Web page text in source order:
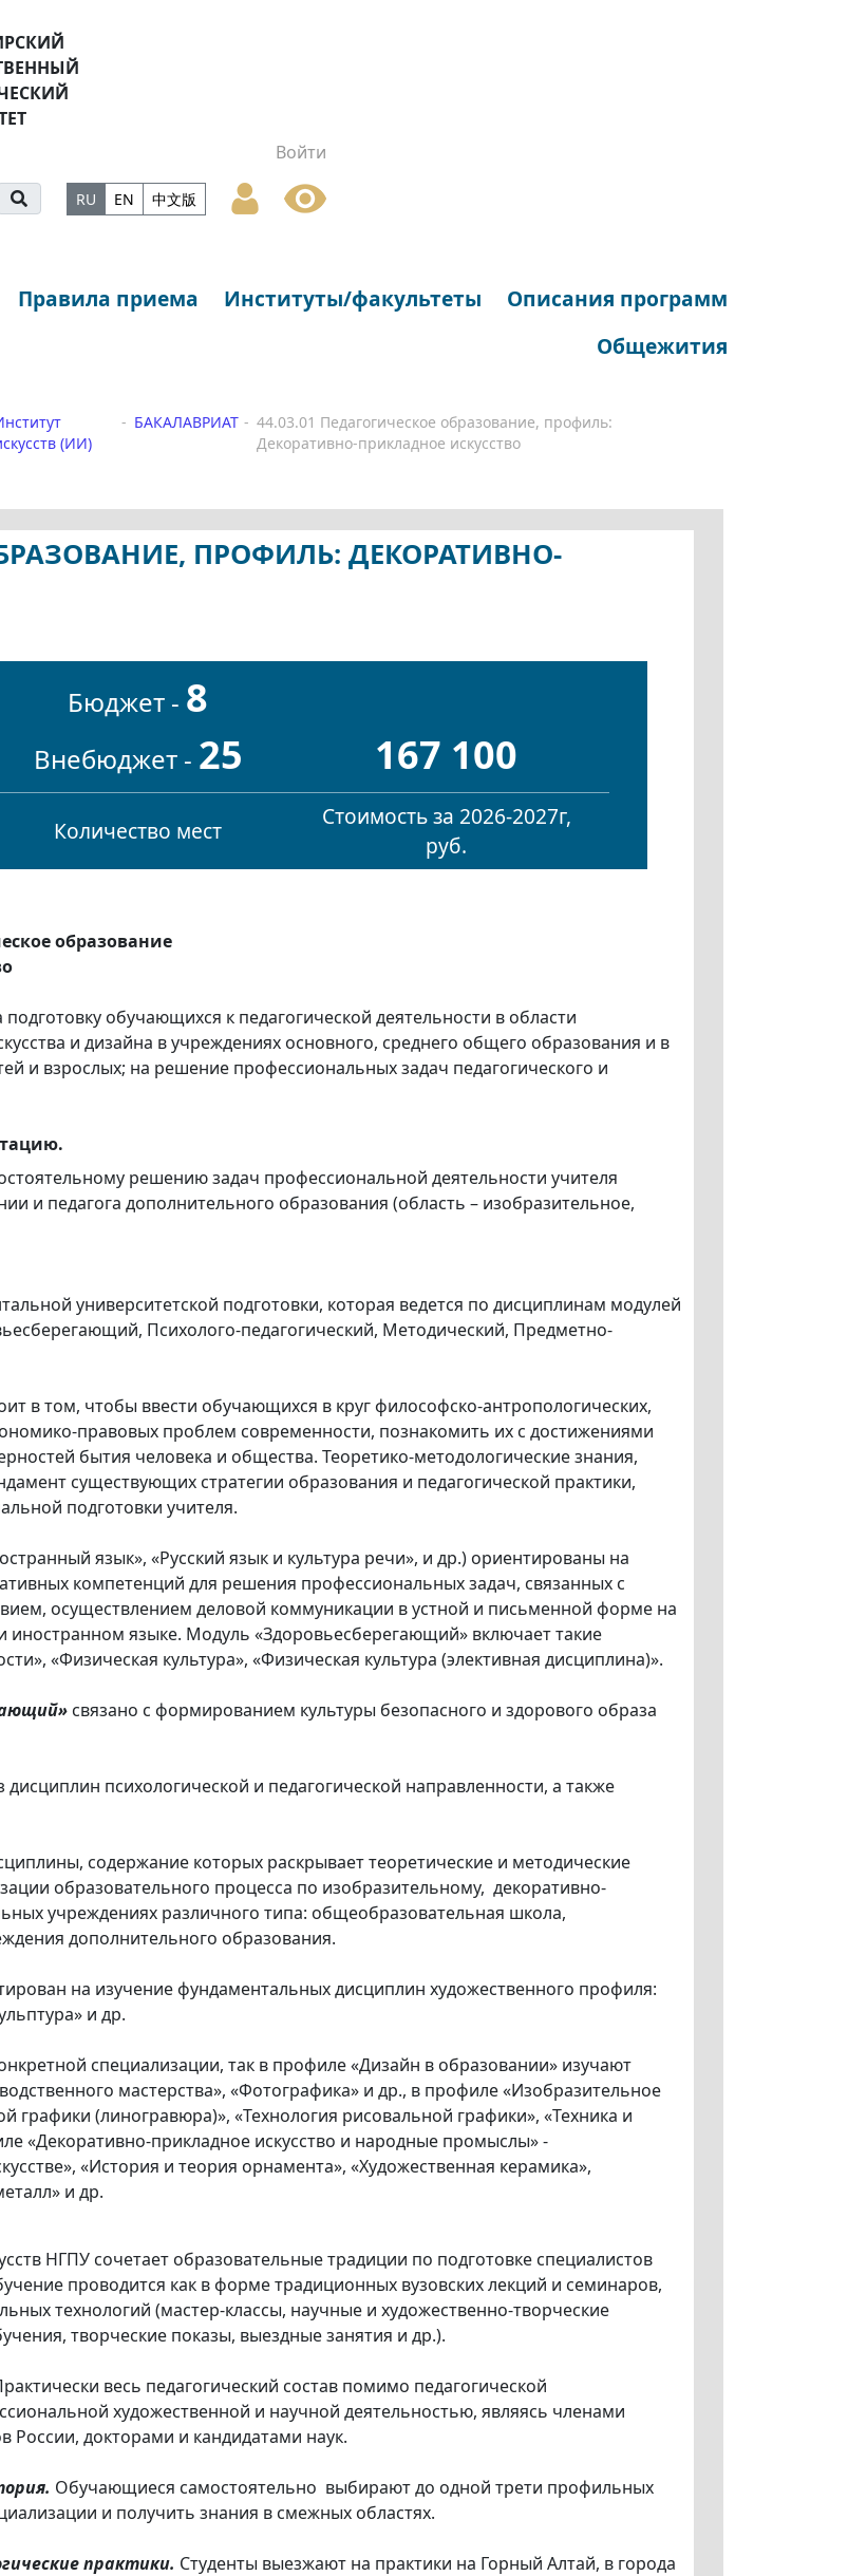
Войти
RU EN 中文版
Правила приема Институты/факультеты
Описания программ
Общежития
(ИИ)
БАКАЛАВРИАТ
44.03.01 Педагогическое образование, профиль:
Декоративно-прикладное искусство
ПРОФИЛЬ: ДЕКОРАТИВНО-
Бюджет - 8
Внебюджет - 25 167 100
Количество мест
Стоимость за 2026-2027г,
руб.
образование
обучающихся к педагогической деятельности в области
и дизайна в учреждениях основного, среднего общего образования и в
и взрослых; на решение профессиональных задач педагогического и
решению задач профессиональной деятельности учителя
и педагога дополнительного образования (область – изобразительное,
университетской подготовки, которая ведется по дисциплинам модулей
Психолого-педагогический, Методический, Предметно-
в том, чтобы ввести обучающихся в круг философско-антропологических,
правовых проблем современности, познакомить их с достижениями
бытия человека и общества. Теоретико-методологические знания,
существующих стратегии образования и педагогической практики,
подготовки учителя.
язык», «Русский язык и культура речи», и др.) ориентированы на
компетенций для решения профессиональных задач, связанных с
осуществлением деловой коммуникации в устной и письменной форме на
иностранном языке. Модуль «Здоровьесберегающий» включает такие
«Физическая культура», «Физическая культура (элективная дисциплина)».
связано с формированием культуры безопасного и здорового образа
дисциплин психологической и педагогической направленности, а также
содержание которых раскрывает теоретические и методические
образовательного процесса по изобразительному, декоративно-
учреждениях различного типа: общеобразовательная школа,
дополнительного образования.
на изучение фундаментальных дисциплин художественного профиля:
и др.
специализации, так в профиле «Дизайн в образовании» изучают
мастерства», «Фотографика» и др., в профиле «Изобразительное
графики (линогравюра)», «Технология рисовальной графики», «Техника и
«Декоративно-прикладное искусство и народные промыслы» -
«История и теория орнамента», «Художественная керамика»,
и др.
НГПУ сочетает образовательные традиции по подготовке специалистов
проводится как в форме традиционных вузовских лекций и семинаров,
технологий (мастер-классы, научные и художественно-творческие
творческие показы, выездные занятия и др.).
весь педагогический состав помимо педагогической
художественной и научной деятельностью, являясь членами
России, докторами и кандидатами наук.
Обучающиеся самостоятельно выбирают до одной трети профильных
и получить знания в смежных областях.
практики. Студенты выезжают на практики на Горный Алтай, в города